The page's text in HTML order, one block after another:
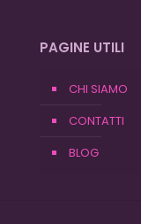
PAGINE UTILI
CHI SIAMO
CONTATTI
BLOG